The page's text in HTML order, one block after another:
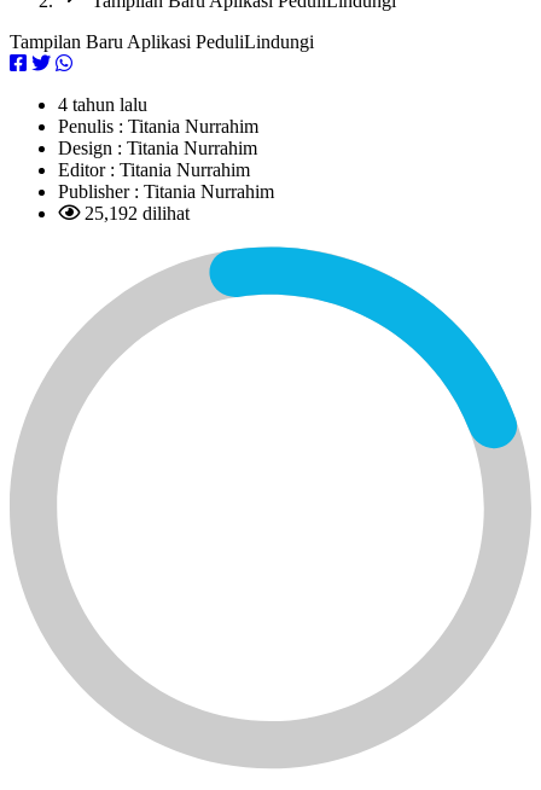
Tampilan Baru Aplikasi PeduliLindungi
4 tahun lalu
Penulis : Titania Nurrahim
Design : Titania Nurrahim
Editor : Titania Nurrahim
Publisher : Titania Nurrahim
25,192 dilihat